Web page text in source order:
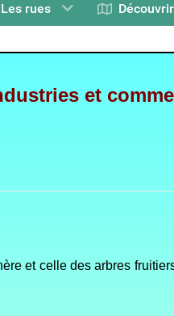
Les rues Découvrir
et
et celle des arbres